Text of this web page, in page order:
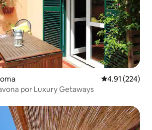
Calificación
4.91 (224)
por Luxury Getaways